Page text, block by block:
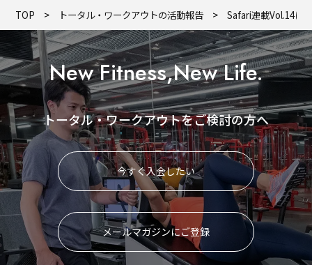
TOP トータル・ワークアウトの活動報告 Safari連載Vol.14に
New Fitness,New Life.
トータル・ワークアウトをご検討の方へ
今すぐ入会したい
メールマガジンにご登録